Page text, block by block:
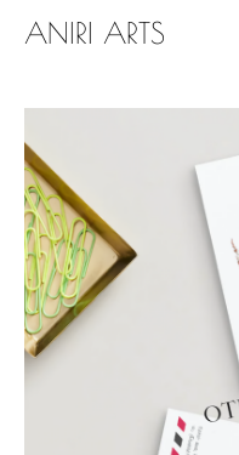
ANIRI ARTS